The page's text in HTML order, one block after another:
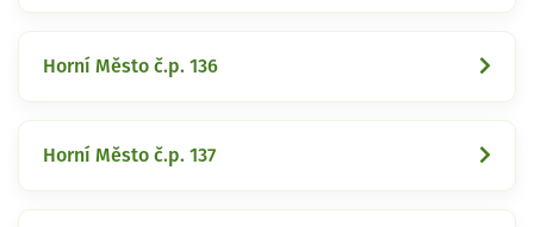
Horní Město č.p. 136
Horní Město č.p. 137